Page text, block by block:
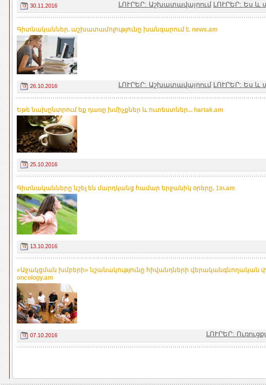
30.11.2016 ԼՈՒՐԵՐ: Աշխատավայրում ԼՈՒՐԵՐ: Ես
Գիտնականներ. աշխատամոլությունը խանգարում է. news.am
26.10.2016 ԼՈՒՐԵՐ: Աշխատավայրում ԼՈՒՐԵՐ: Ես
Եթե նախընտրում եք դառը խմիչքներ և ուտեստներ... hartak.am
25.10.2016
Գիտնականները նշել են մարդկանց համար երջանիկ օրերը. 1in.am
13.10.2016
«Աջակցման խմբերի» նշանակությունը հիվանդների վերականգնողական
oncology.am
07.10.2016 ԼՈՒՐԵՐ: